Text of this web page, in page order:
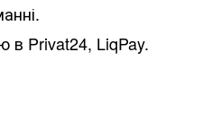
в Privat24, LiqPay.